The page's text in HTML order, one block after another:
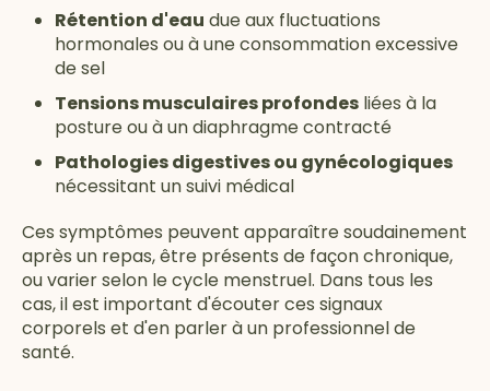
Rétention d'eau due aux fluctuations
hormonales ou à une consommation excessive
de sel
Tensions musculaires profondes liées à la
posture ou à un diaphragme contracté
Pathologies digestives ou gynécologiques
nécessitant un suivi médical
Ces symptômes peuvent apparaître soudainement
après un repas, être présents de façon chronique,
ou varier selon le cycle menstruel. Dans tous les
cas, il est important d'écouter ces signaux
corporels et d'en parler à un professionnel de
santé.